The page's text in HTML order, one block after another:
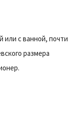
или с ванной, почти
размера